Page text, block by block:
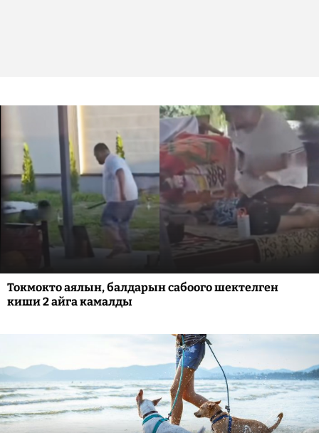
Токмокто аялын, балдарын сабоого шектелген
киши 2 айга камалды